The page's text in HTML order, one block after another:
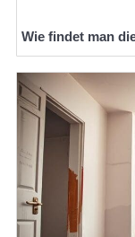
Wie findet man